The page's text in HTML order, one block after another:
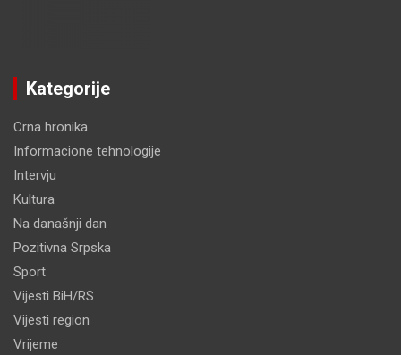
Kategorije
Crna hronika
Informacione tehnologije
Intervju
Kultura
Na današnji dan
Pozitivna Srpska
Sport
Vijesti BiH/RS
Vijesti region
Vrijeme